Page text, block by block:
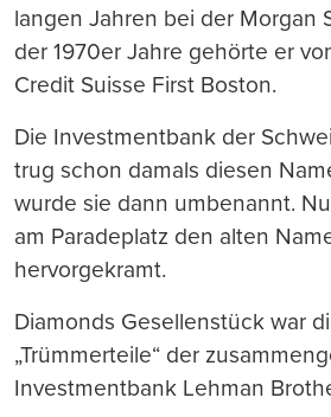
langen Jahren bei der Morgan
der 1970er Jahre gehörte er
Credit Suisse First Boston.
Die Investmentbank der
trug schon damals diesen
wurde sie dann umbenannt.
am Paradeplatz den alten
hervorgekramt.
Diamonds Gesellenstück war
„Trümmerteile“ der
Investmentbank Lehman